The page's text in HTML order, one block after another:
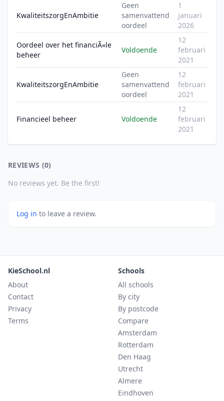
KwaliteitszorgEnAmbitie
Geen
samenvattend
oordeel
1
januari
2026
Oordeel over het financiÃ«le
beheer
Voldoende
12
februari
2021
KwaliteitszorgEnAmbitie
Geen
samenvattend
oordeel
12
februari
2021
Financieel beheer Voldoende
12
februari
2021
REVIEWS (0)
No reviews yet. Be the first!
Log in to leave a review.
KieSchool.nl
About
Contact
Privacy
Terms
Schools
All schools
By city
By postcode
Compare
Amsterdam
Rotterdam
Den Haag
Utrecht
Almere
Eindhoven